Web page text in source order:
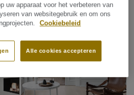
uw apparaat voor het verbeteren van
van websitegebruik en om ons
Cookiebeleid
Alle cookies accepteren